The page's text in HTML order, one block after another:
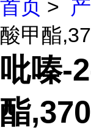
首页 >
酸甲酯
吡嗪-
酯